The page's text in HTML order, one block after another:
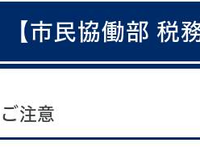
【市民協働部 税
ご注意